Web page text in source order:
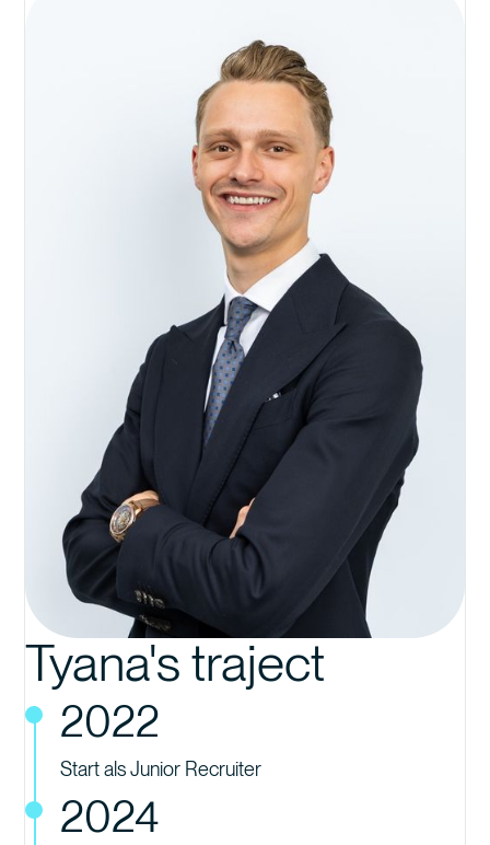
Tyana's traject
2022
Start als Junior Recruiter
2024